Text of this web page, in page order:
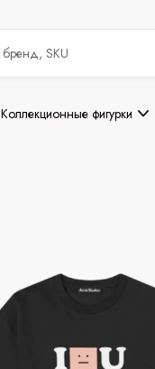
Коллекционные фигурки